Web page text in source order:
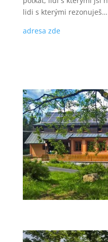
lidi s kterými rezonuješ…
adresa zde